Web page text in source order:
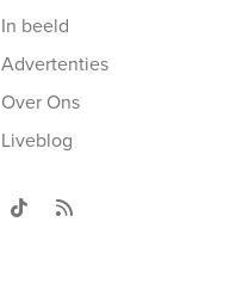
In beeld
Advertenties
Over Ons
Liveblog